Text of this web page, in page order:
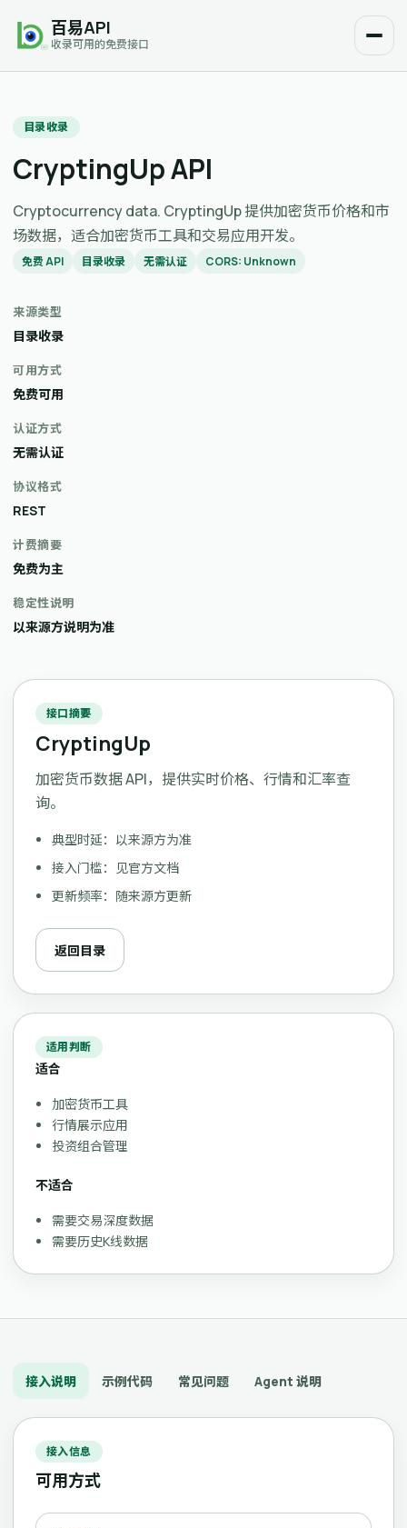
百易API
收录可用的免费接口
目录收录
CryptingUp API
Cryptocurrency data. CryptingUp 提供加密货币价格和市
场数据，适合加密货币工具和交易应用开发。
免费 API 目录收录 无需认证 CORS: Unknown
来源类型
目录收录
可用方式
免费可用
认证方式
无需认证
协议格式
REST
计费摘要
免费为主
稳定性说明
以来源方说明为准
接口摘要
CryptingUp
加密货币数据 API，提供实时价格、行情和汇率查
询。
典型时延：以来源方为准
接入门槛：见官方文档
更新频率：随来源方更新
返回目录
适用判断
适合
加密货币工具
行情展示应用
投资组合管理
不适合
需要交易深度数据
需要历史K线数据
接入说明 示例代码 常见问题 Agent 说明
接入信息
可用方式